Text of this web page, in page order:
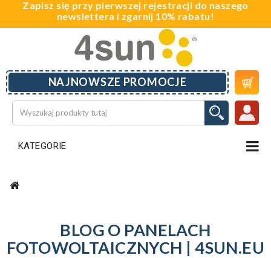
Zapisz się przy pierwszej rejestracji do naszego
newslettera i zgarnij 10% rabatu!
KATEGORIE
NAJNOWSZE PROMOCJE 
BLOG O PANELACH
FOTOWOLTAICZNYCH | 4SUN.EU